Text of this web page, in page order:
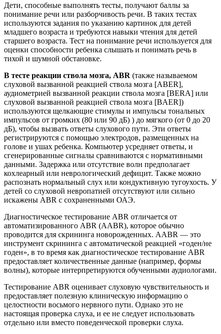
Дети, способные выполнять тесты, получают баллы за
понимание речи или разборчивость речи. В таких тестах
используются задания по указанию картинок для детей
младшего возраста и требуются навыки чтения для детей
старшего возраста. Тест на понимание речи используется для
оценки способности ребенка слышать и понимать речь в
тихой и шумной обстановке.
В тесте реакции ствола мозга, ABR (также называемом
слуховой вызванной реакцией ствола мозга [ABER],
аудиометрией вызванной реакции ствола мозга [BERA] или
слуховой вызванной реакцией ствола мозга [BAER])
используются щелкающие стимулы и импульсы тональных
импульсов от громких (80 или 90 дБ) ) до мягкого (от 0 до 20
дБ), чтобы вызвать ответы слухового пути. Эти ответы
регистрируются с помощью электродов, размещенных на
голове и ушах ребенка. Компьютер усредняет ответы, и
сгенерированные сигналы сравниваются с нормативными
данными. Задержка или отсутствие волн предполагает
кохлеарный или неврологический дефицит. Также можно
распознать нормальный слух или кондуктивную тугоухость. У
детей со слуховой невропатией отсутствуют или сильно
искажены ABR с сохраненными ОАЭ.
Диагностическое тестирование ABR отличается от
автоматизированного ABR (AABR), которое обычно
проводится для скрининга новорожденных. AABR — это
инструмент скрининга с автоматической реакцией «годен/не
годен», в то время как диагностическое тестирование ABR
предоставляет количественные данные (например, формы
волны), которые интерпретируются обученными аудиологами.
Тестирование ABR оценивает слуховую чувствительность и
предоставляет полезную клиническую информацию о
целостности восьмого нервного пути. Однако это не
настоящая проверка слуха, и ее не следует использовать
отдельно или вместо поведенческой проверки слуха.